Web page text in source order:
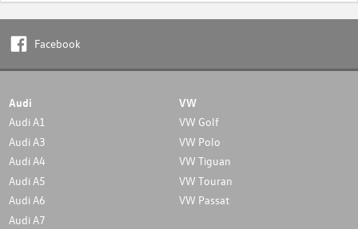
Facebook
Audi
Audi A1
Audi A3
Audi A4
Audi A5
Audi A6
Audi A7
VW
VW Golf
VW Polo
VW Tiguan
VW Touran
VW Passat